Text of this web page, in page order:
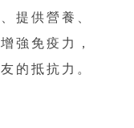
提供營養、
強免疫力，
的抵抗力。